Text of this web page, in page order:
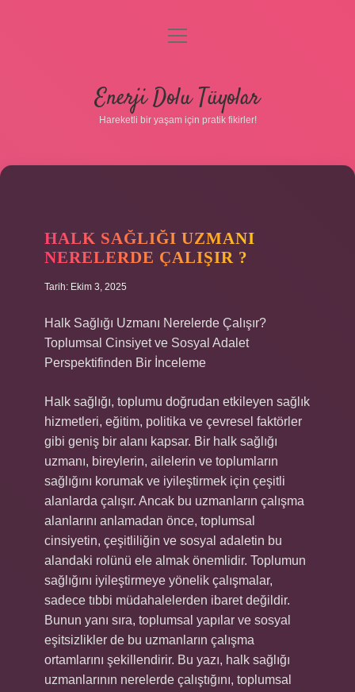
Gizlilik Politikası
Hakkımızda
menüyü
Enerji Dolu Tüyolar
Hareketli bir yaşam için pratik fikirler!
HALK SAĞLIĞI UZMANI
NERELERDE ÇALIŞIR ?
Tarih: Ekim 3, 2025
Halk Sağlığı Uzmanı Nerelerde Çalışır?
Toplumsal Cinsiyet ve Sosyal Adalet
Perspektifinden Bir İnceleme
Halk sağlığı, toplumu doğrudan etkileyen sağlık
hizmetleri, eğitim, politika ve çevresel faktörler
gibi geniş bir alanı kapsar. Bir halk sağlığı
uzmanı, bireylerin, ailelerin ve toplumların
sağlığını korumak ve iyileştirmek için çeşitli
alanlarda çalışır. Ancak bu uzmanların çalışma
alanlarını anlamadan önce, toplumsal
cinsiyetin, çeşitliliğin ve sosyal adaletin bu
alandaki rolünü ele almak önemlidir. Toplumun
sağlığını iyileştirmeye yönelik çalışmalar,
sadece tıbbi müdahalelerden ibaret değildir.
Bunun yanı sıra, toplumsal yapılar ve sosyal
eşitsizlikler de bu uzmanların çalışma
ortamlarını şekillendirir. Bu yazı, halk sağlığı
uzmanlarının nerelerde çalıştığını, toplumsal